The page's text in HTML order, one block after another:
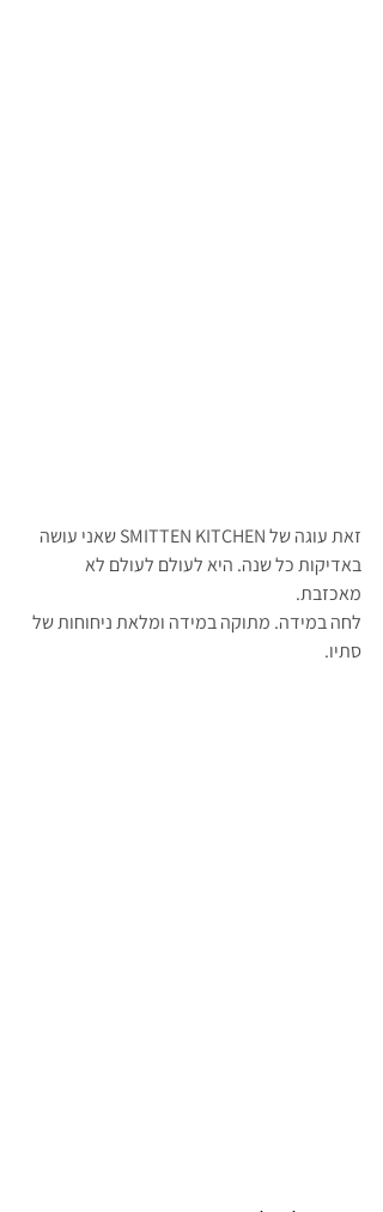
זאת עוגה של SMITTEN KITCHEN שאני עושה
באדיקות כל שנה. היא לעולם לעולם לא
מאכזבת.
לחה במידה. מתוקה במידה ומלאת ניחוחות של
סתיו.